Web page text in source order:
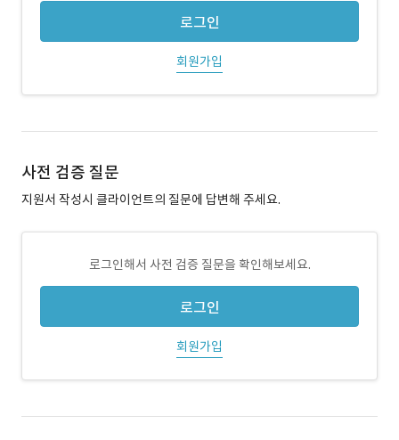
로그인
회원가입
사전 검증 질문
지원서 작성시 클라이언트의 질문에 답변해 주세요.
로그인해서 사전 검증 질문을 확인해보세요.
로그인
회원가입